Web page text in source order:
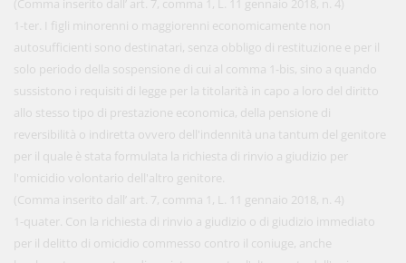
(Comma inserito dall’ art. 7, comma 1, L. 11 gennaio 2018, n. 4)
1-ter. I figli minorenni o maggiorenni economicamente non
autosufficienti sono destinatari, senza obbligo di restituzione e per il
solo periodo della sospensione di cui al comma 1-bis, sino a quando
sussistono i requisiti di legge per la titolarità in capo a loro del diritto
allo stesso tipo di prestazione economica, della pensione di
reversibilità o indiretta ovvero dell'indennità una tantum del genitore
per il quale è stata formulata la richiesta di rinvio a giudizio per
l'omicidio volontario dell'altro genitore.
(Comma inserito dall’ art. 7, comma 1, L. 11 gennaio 2018, n. 4)
1-quater. Con la richiesta di rinvio a giudizio o di giudizio immediato
per il delitto di omicidio commesso contro il coniuge, anche